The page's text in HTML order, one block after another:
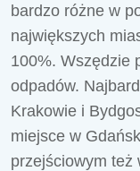
bardzo różne w
największych
100%. Wszędzie
odpadów.
Krakowie i
miejsce w
przejściowym też